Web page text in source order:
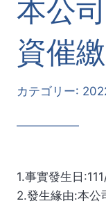
本公
資催
カテゴリー:
1.事實發生日
2.發生緣由:本公